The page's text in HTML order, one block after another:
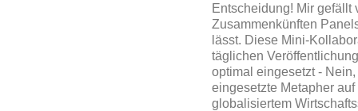
Entscheidung! Mir gefällt
Zusammenkünften
lässt. Diese Mini-
täglichen
optimal eingesetzt -
eingesetzte Metapher
globalisiertem